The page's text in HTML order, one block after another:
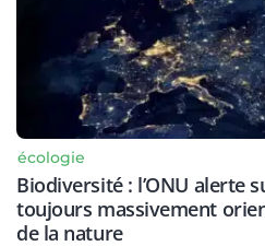
écologie
Biodiversité : l’ONU alerte
toujours massivement
de la nature